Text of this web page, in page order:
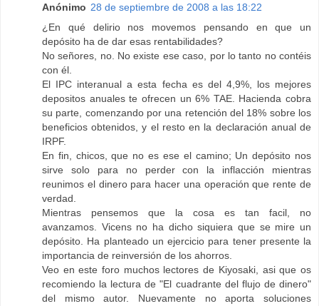
Anónimo 28 de septiembre de 2008 a las 18:22
¿En qué delirio nos movemos pensando en que un
depósito ha de dar esas rentabilidades?
No señores, no. No existe ese caso, por lo tanto no contéis
con él.
El IPC interanual a esta fecha es del 4,9%, los mejores
depositos anuales te ofrecen un 6% TAE. Hacienda cobra
su parte, comenzando por una retención del 18% sobre los
beneficios obtenidos, y el resto en la declaración anual de
IRPF.
En fin, chicos, que no es ese el camino; Un depósito nos
sirve solo para no perder con la inflacción mientras
reunimos el dinero para hacer una operación que rente de
verdad.
Mientras pensemos que la cosa es tan facil, no
avanzamos. Vicens no ha dicho siquiera que se mire un
depósito. Ha planteado un ejercicio para tener presente la
importancia de reinversión de los ahorros.
Veo en este foro muchos lectores de Kiyosaki, asi que os
recomiendo la lectura de "El cuadrante del flujo de dinero"
del mismo autor. Nuevamente no aporta soluciones